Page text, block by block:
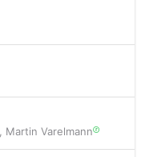
Martin Varelmannⓡ